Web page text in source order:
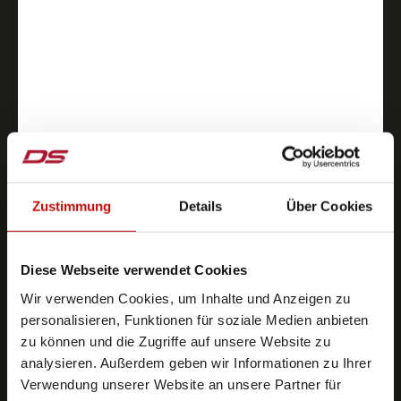
Zustimmung Details Über Cookies
Diese Webseite verwendet Cookies
Wir verwenden Cookies, um Inhalte und Anzeigen zu
personalisieren, Funktionen für soziale Medien anbieten
zu können und die Zugriffe auf unsere Website zu
analysieren. Außerdem geben wir Informationen zu Ihrer
Verwendung unserer Website an unsere Partner für